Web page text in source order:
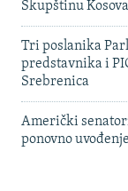
Skupštinu
Tri poslanika
predstavnika i
Srebrenica
Američki
ponovno